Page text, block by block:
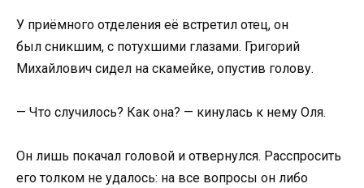
У приёмного отделения её встретил отец, он
был сникшим, с потухшими глазами. Григорий
Михайлович сидел на скамейке, опустив голову.
— Что случилось? Как она? — кинулась к нему Оля.
Он лишь покачал головой и отвернулся. Расспросить
его толком не удалось: на все вопросы он либо